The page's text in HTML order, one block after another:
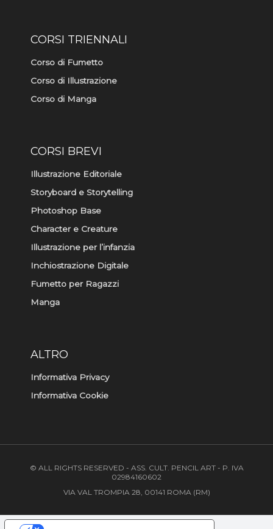
CORSI TRIENNALI
Corso di Fumetto
Corso di Illustrazione
Corso di Manga
CORSI BREVI
Illustrazione Editoriale
Storyboard e Storytelling
Photoshop Base
Character e Creature
Illustrazione per l’infanzia
Inchiostrazione Digitale
Fumetto per Ragazzi
Manga
ALTRO
Informativa Privacy
Informativa Cookie
© ALL RIGHTS RESERVED - ASS. CULT. PENCIL ART - P. IVA
02984160602
VIA VAL TROMPIA 28, 00141 ROMA (RM)